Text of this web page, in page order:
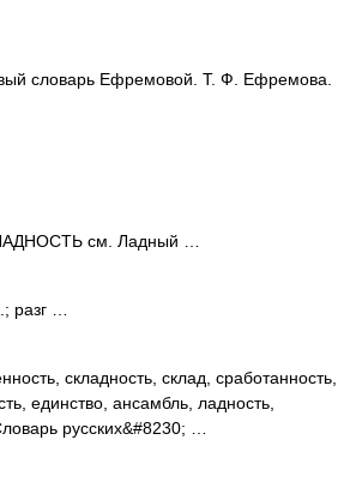
словарь Ефремовой. Т. Ф. Ефремова.
см. Ладный …
разг …
складность, склад, сработанность,
единство, ансамбль, ладность,
русских&#8230; …